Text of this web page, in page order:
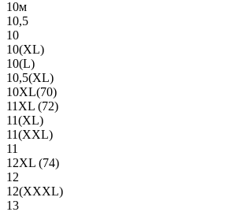
10м
10,5
10
10(XL)
10(L)
10,5(XL)
10XL(70)
11XL (72)
11(XL)
11(XXL)
11
12XL (74)
12
12(ХХХL)
13